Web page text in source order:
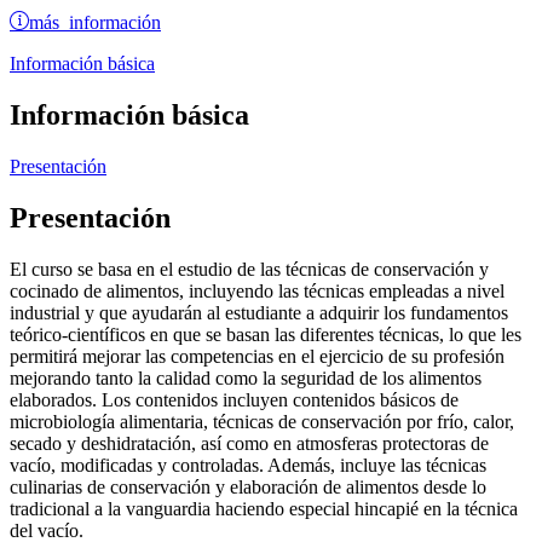
más información
Información básica
Información básica
Presentación
Presentación
El curso se basa en el estudio de las técnicas de conservación y
cocinado de alimentos, incluyendo las técnicas empleadas a nivel
industrial y que ayudarán al estudiante a adquirir los fundamentos
teórico-científicos en que se basan las diferentes técnicas, lo que les
permitirá mejorar las competencias en el ejercicio de su profesión
mejorando tanto la calidad como la seguridad de los alimentos
elaborados. Los contenidos incluyen contenidos básicos de
microbiología alimentaria, técnicas de conservación por frío, calor,
secado y deshidratación, así como en atmosferas protectoras de
vacío, modificadas y controladas. Además, incluye las técnicas
culinarias de conservación y elaboración de alimentos desde lo
tradicional a la vanguardia haciendo especial hincapié en la técnica
del vacío.